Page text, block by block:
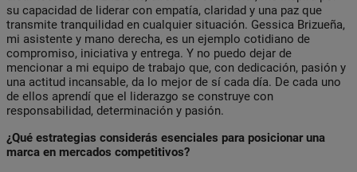
su capacidad de liderar con empatía, claridad y una paz que
transmite tranquilidad en cualquier situación. Gessica Brizueña,
mi asistente y mano derecha, es un ejemplo cotidiano de
compromiso, iniciativa y entrega. Y no puedo dejar de
mencionar a mi equipo de trabajo que, con dedicación, pasión y
una actitud incansable, da lo mejor de sí cada día. De cada uno
de ellos aprendí que el liderazgo se construye con
responsabilidad, determinación y pasión.
¿Qué estrategias considerás esenciales para posicionar una
marca en mercados competitivos?